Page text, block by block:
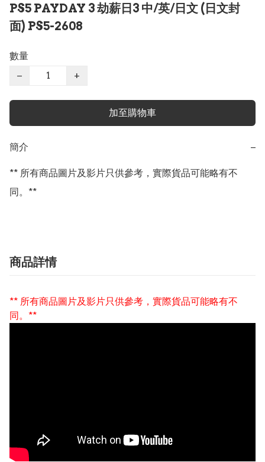
PS5 PAYDAY 3 劫薪日3 中/英/日文 (日文封
面) PS5-2608
數量
−
+
加至購物車
簡介 −
** 所有商品圖片及影片只供參考，實際貨品可能略有不
同。**
商品詳情
** 所有商品圖片及影片只供參考，實際貨品可能略有不
同。**